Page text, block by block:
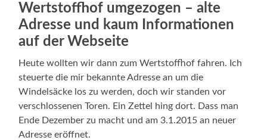
Wertstoffhof umgezogen – alte
Adresse und kaum Informationen
auf der Webseite
Heute wollten wir dann zum Wertstoffhof fahren. Ich
steuerte die mir bekannte Adresse an um die
Windelsäcke los zu werden, doch wir standen vor
verschlossenen Toren. Ein Zettel hing dort. Dass man
Ende Dezember zu macht und am 3.1.2015 an neuer
Adresse eröffnet.